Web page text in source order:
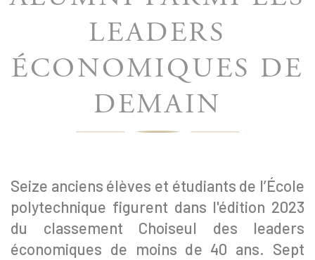
LEADERS
ÉCONOMIQUES DE
DEMAIN
Seize anciens élèves et étudiants de l’École
polytechnique figurent dans l'édition 2023
du classement Choiseul des leaders
économiques de moins de 40 ans. Sept